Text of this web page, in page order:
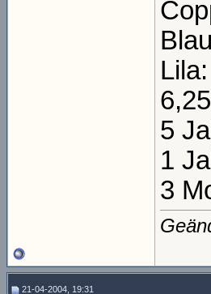
6,25
5
1
3
21-04-2004, 19:31